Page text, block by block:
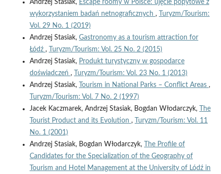
Andrzej Stasiak, Escape roomy w Polsce: ujęcie popytowe z
wykorzystaniem badań netnograficznych ,
Turyzm/Tourism:
Vol. 29 No. 1 (2019)
Andrzej Stasiak, Gastronomy as a tourism attraction for
Łódź ,
Turyzm/Tourism: Vol. 25 No. 2 (2015)
Andrzej Stasiak, Produkt turystyczny w gospodarce
doświadczeń ,
Turyzm/Tourism: Vol. 23 No. 1 (2013)
Andrzej Stasiak,
Tourism in National Parks – Conflict Areas ,
Turyzm/Tourism: Vol. 7 No. 2 (1997)
Jacek Kaczmarek, Andrzej Stasiak, Bogdan Włodarczyk,
The
Tourist Product and its Evolution ,
Turyzm/Tourism: Vol. 11
No. 1 (2001)
Andrzej Stasiak, Bogdan Włodarczyk,
The Profile of
Candidates for the Specialization of the Geography of
Tourism and Hotel Management at the University of Lódź in